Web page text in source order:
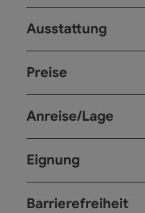
Ausstattung
Preise
Anreise/Lage
Eignung
Barrierefreiheit